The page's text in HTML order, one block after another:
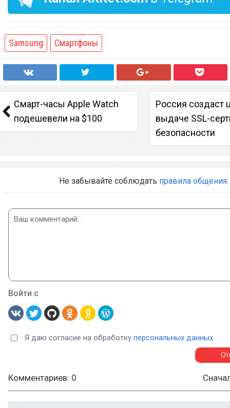
Samsung Смартфоны
Смарт-часы Apple Watch
подешевели на $100
Россия создаст
выдаче SSL-
безопасности
Не забывайте соблюдать правила общения.
Войти с
Я даю согласие на обработку персональных данных
Комментариев: 0